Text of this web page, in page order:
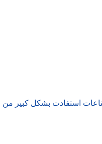
استفادت بشكل كبير من